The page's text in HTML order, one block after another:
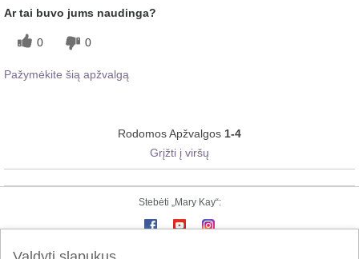
Ar tai buvo jums naudinga?
0 0
Pažymėkite šią apžvalgą
Rodomos Apžvalgos 1-4
Grįžti į viršų
Stebėti „Mary Kay“: